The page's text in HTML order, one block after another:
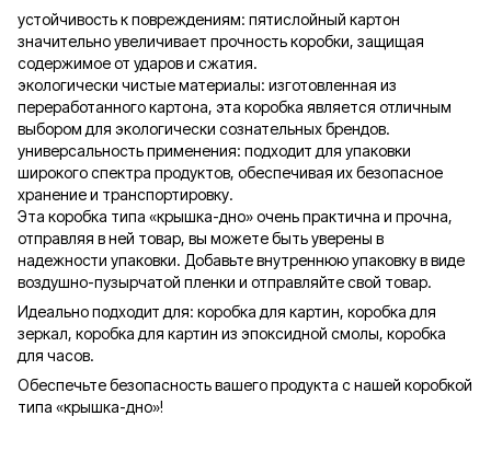
устойчивость к повреждениям: пятислойный картон
значительно увеличивает прочность коробки, защищая
содержимое от ударов и сжатия.
экологически чистые материалы: изготовленная из
переработанного картона, эта коробка является отличным
выбором для экологически сознательных брендов.
универсальность применения: подходит для упаковки
широкого спектра продуктов, обеспечивая их безопасное
хранение и транспортировку.
Эта коробка типа «крышка-дно» очень практична и прочна,
отправляя в ней товар, вы можете быть уверены в
надежности упаковки. Добавьте внутреннюю упаковку в виде
воздушно-пузырчатой пленки и отправляйте свой товар.
Идеально подходит для: коробка для картин, коробка для
зеркал, коробка для картин из эпоксидной смолы, коробка
для часов.
Обеспечьте безопасность вашего продукта с нашей коробкой
типа «крышка-дно»!